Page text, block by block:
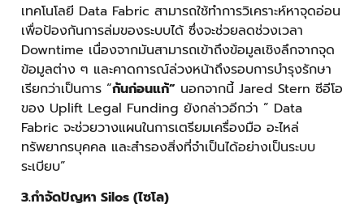
เทคโนโลยี Data Fabric สามารถใช้ทำการวิเคราะห์หาจุดอ่อน
เพื่อป้องกันการล่มของระบบได้ ซึ่งจะช่วยลดช่วงเวลา
Downtime เนื่องจากมันสามารถเข้าถึงข้อมูลเชิงลึกจากจุด
ข้อมูลต่าง ๆ และคาดการณ์ล่วงหน้าถึงรอบการบำรุงรักษา
เรียกว่าเป็นการ “กันก่อนแก้” นอกจากนี้ Jared Stern ซีอีโอ
ของ Uplift Legal Funding ยังกล่าวอีกว่า ” Data
Fabric จะช่วยวางแผนในการเตรียมเครื่องมือ อะไหล่
ทรัพยากรบุคคล และสำรองสิ่งที่จำเป็นได้อย่างเป็นระบบ
ระเบียบ”
3.กำจัดปัญหา Silos (ไซโล)